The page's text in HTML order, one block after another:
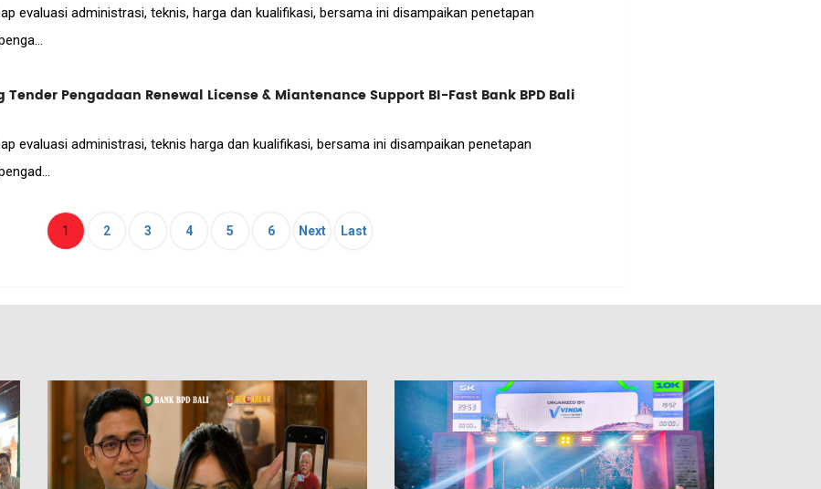
evaluasi administrasi, teknis, harga dan kualifikasi, bersama ini disampaikan penetapan
Pengadaan Renewal License & Miantenance Support BI-Fast Bank BPD Bali
evaluasi administrasi, teknis harga dan kualifikasi, bersama ini disampaikan penetapan
1 (current)
2 3 4 5 6 Next Last